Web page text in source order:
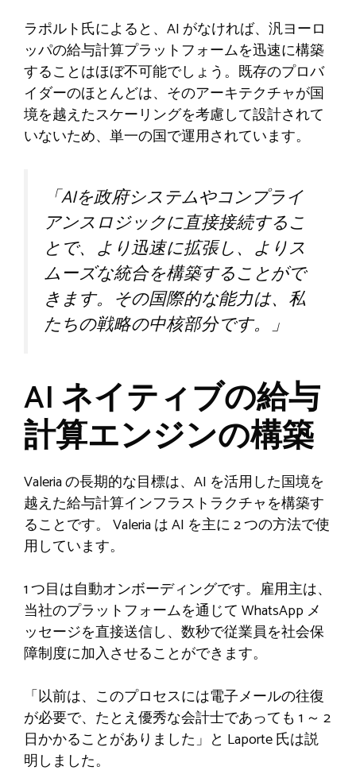
ラポルト氏によると、AI がなければ、汎ヨーロ
ッパの給与計算プラットフォームを迅速に構築
することはほぼ不可能でしょう。既存のプロバ
イダーのほとんどは、そのアーキテクチャが国
境を越えたスケーリングを考慮して設計されて
いないため、単一の国で運用されています。
「AIを政府システムやコンプライ
アンスロジックに直接接続するこ
とで、より迅速に拡張し、よりス
ムーズな統合を構築することがで
きます。その国際的な能力は、私
たちの戦略の中核部分です。」
AI ネイティブの給与
計算エンジンの構築
Valeria の長期的な目標は、AI を活用した国境を
越えた給与計算インフラストラクチャを構築す
ることです。 Valeria は AI を主に 2 つの方法で使
用しています。
1 つ目は自動オンボーディングです。雇用主は、
当社のプラットフォームを通じて WhatsApp メ
ッセージを直接送信し、数秒で従業員を社会保
障制度に加入させることができます。
「以前は、このプロセスには電子メールの往復
が必要で、たとえ優秀な会計士であっても 1 ～ 2
日かかることがありました」と Laporte 氏は説
明しました。